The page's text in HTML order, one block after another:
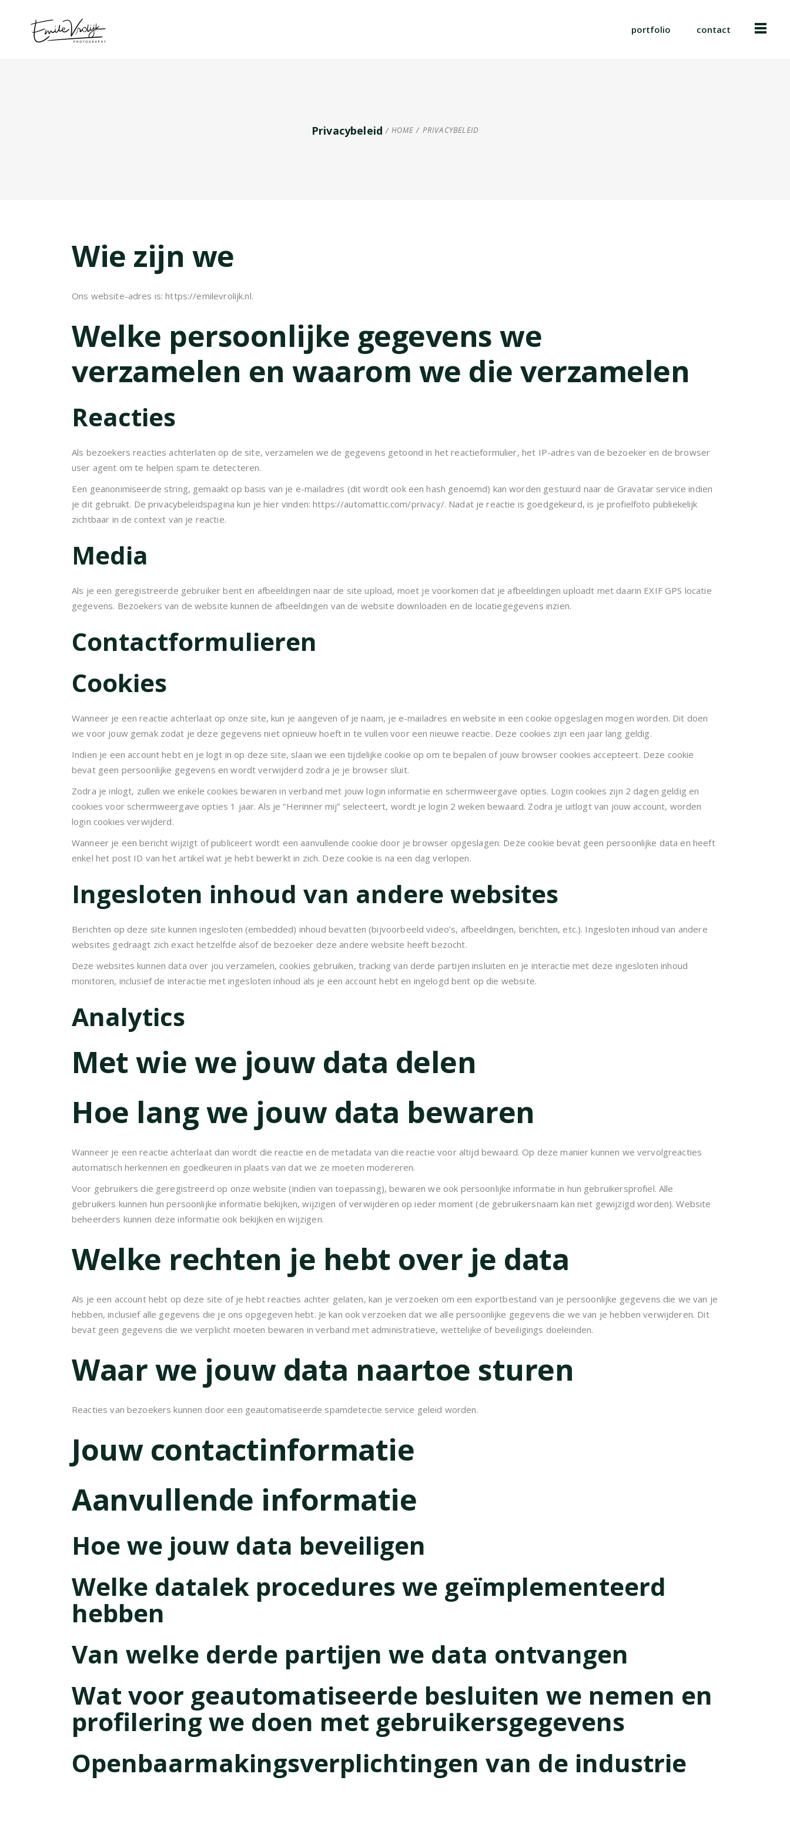
portfolio contact
Privacybeleid HOME / PRIVACYBELEID
Wie zijn we
Ons website-adres is: https://emilevrolijk.nl.
Welke persoonlijke gegevens we
verzamelen en waarom we die verzamelen
Reacties
Als bezoekers reacties achterlaten op de site, verzamelen we de gegevens getoond in het reactieformulier, het IP-adres van de bezoeker en de browser
user agent om te helpen spam te detecteren.
Een geanonimiseerde string, gemaakt op basis van je e-mailadres (dit wordt ook een hash genoemd) kan worden gestuurd naar de Gravatar service indien
je dit gebruikt. De privacybeleidspagina kun je hier vinden: https://automattic.com/privacy/. Nadat je reactie is goedgekeurd, is je profielfoto publiekelijk
zichtbaar in de context van je reactie.
Media
Als je een geregistreerde gebruiker bent en afbeeldingen naar de site upload, moet je voorkomen dat je afbeeldingen uploadt met daarin EXIF GPS locatie
gegevens. Bezoekers van de website kunnen de afbeeldingen van de website downloaden en de locatiegegevens inzien.
Contactformulieren
Cookies
Wanneer je een reactie achterlaat op onze site, kun je aangeven of je naam, je e-mailadres en website in een cookie opgeslagen mogen worden. Dit doen
we voor jouw gemak zodat je deze gegevens niet opnieuw hoeft in te vullen voor een nieuwe reactie. Deze cookies zijn een jaar lang geldig.
Indien je een account hebt en je logt in op deze site, slaan we een tijdelijke cookie op om te bepalen of jouw browser cookies accepteert. Deze cookie
bevat geen persoonlijke gegevens en wordt verwijderd zodra je je browser sluit.
Zodra je inlogt, zullen we enkele cookies bewaren in verband met jouw login informatie en schermweergave opties. Login cookies zijn 2 dagen geldig en
cookies voor schermweergave opties 1 jaar. Als je “Herinner mij” selecteert, wordt je login 2 weken bewaard. Zodra je uitlogt van jouw account, worden
login cookies verwijderd.
Wanneer je een bericht wijzigt of publiceert wordt een aanvullende cookie door je browser opgeslagen. Deze cookie bevat geen persoonlijke data en heeft
enkel het post ID van het artikel wat je hebt bewerkt in zich. Deze cookie is na een dag verlopen.
Ingesloten inhoud van andere websites
Berichten op deze site kunnen ingesloten (embedded) inhoud bevatten (bijvoorbeeld video’s, afbeeldingen, berichten, etc.). Ingesloten inhoud van andere
websites gedraagt zich exact hetzelfde alsof de bezoeker deze andere website heeft bezocht.
Deze websites kunnen data over jou verzamelen, cookies gebruiken, tracking van derde partijen insluiten en je interactie met deze ingesloten inhoud
monitoren, inclusief de interactie met ingesloten inhoud als je een account hebt en ingelogd bent op die website.
Analytics
Met wie we jouw data delen
Hoe lang we jouw data bewaren
Wanneer je een reactie achterlaat dan wordt die reactie en de metadata van die reactie voor altijd bewaard. Op deze manier kunnen we vervolgreacties
automatisch herkennen en goedkeuren in plaats van dat we ze moeten modereren.
Voor gebruikers die geregistreerd op onze website (indien van toepassing), bewaren we ook persoonlijke informatie in hun gebruikersprofiel. Alle
gebruikers kunnen hun persoonlijke informatie bekijken, wijzigen of verwijderen op ieder moment (de gebruikersnaam kan niet gewijzigd worden). Website
beheerders kunnen deze informatie ook bekijken en wijzigen.
Welke rechten je hebt over je data
Als je een account hebt op deze site of je hebt reacties achter gelaten, kan je verzoeken om een exportbestand van je persoonlijke gegevens die we van je
hebben, inclusief alle gegevens die je ons opgegeven hebt. Je kan ook verzoeken dat we alle persoonlijke gegevens die we van je hebben verwijderen. Dit
bevat geen gegevens die we verplicht moeten bewaren in verband met administratieve, wettelijke of beveiligings doeleinden.
Waar we jouw data naartoe sturen
Reacties van bezoekers kunnen door een geautomatiseerde spamdetectie service geleid worden.
Jouw contactinformatie
Aanvullende informatie
Hoe we jouw data beveiligen
Welke datalek procedures we geïmplementeerd
hebben
Van welke derde partijen we data ontvangen
Wat voor geautomatiseerde besluiten we nemen en
profilering we doen met gebruikersgegevens
Openbaarmakingsverplichtingen van de industrie